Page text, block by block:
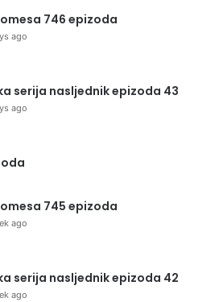
746 epizoda
ago
serija nasljednik epizoda 43
ago
745 epizoda
ago
serija nasljednik epizoda 42
ago